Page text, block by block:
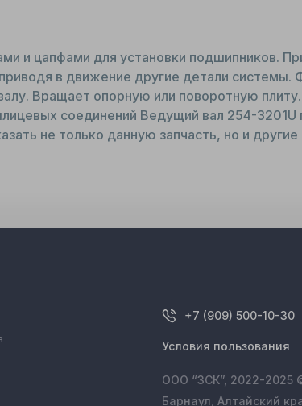
и цапфами для установки подшипников.
в движение другие детали системы.
Вращает опорную или поворотную
соединений Ведущий вал 254-3201U
не только данную запчасть, но и другие
+7 (909) 500-10-30
Условия пользования
ООО “ЗСК”, 2022-2025
Барнаул, Алтайский